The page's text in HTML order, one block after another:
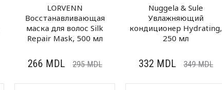
LORVENN
Восстанавливающая
маска для волос Silk
Repair Mask, 500 мл
266 MDL 295MDL
Nuggela & Sule
Увлажняющий
кондиционер Hydrating,
250 мл
332 MDL 349MDL